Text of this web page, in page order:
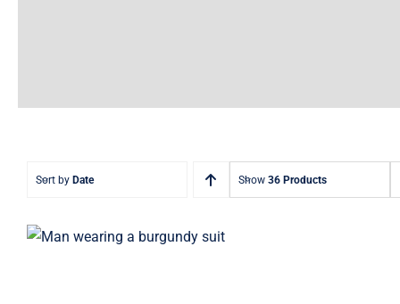
Sort by Date Show 36 Products
Burgundy Suit